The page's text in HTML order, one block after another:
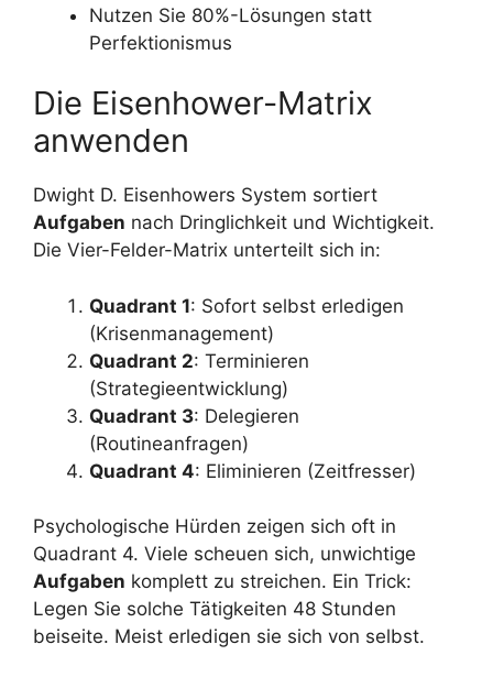
Nutzen Sie 80%-Lösungen statt
Perfektionismus
Die Eisenhower-Matrix
anwenden
Dwight D. Eisenhowers System sortiert
Aufgaben nach Dringlichkeit und Wichtigkeit.
Die Vier-Felder-Matrix unterteilt sich in:
Quadrant 1: Sofort selbst erledigen
(Krisenmanagement)
Quadrant 2: Terminieren
(Strategieentwicklung)
Quadrant 3: Delegieren
(Routineanfragen)
Quadrant 4: Eliminieren (Zeitfresser)
Psychologische Hürden zeigen sich oft in
Quadrant 4. Viele scheuen sich, unwichtige
Aufgaben komplett zu streichen. Ein Trick:
Legen Sie solche Tätigkeiten 48 Stunden
beiseite. Meist erledigen sie sich von selbst.